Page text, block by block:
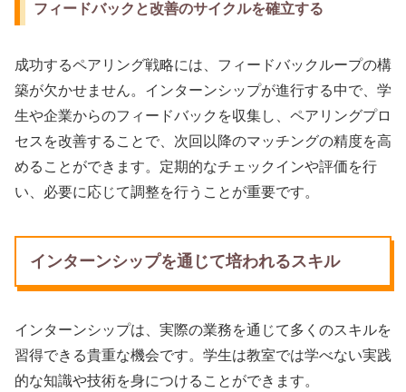
フィードバックと改善のサイクルを確立する
成功するペアリング戦略には、フィードバックループの構
築が欠かせません。インターンシップが進行する中で、学
生や企業からのフィードバックを収集し、ペアリングプロ
セスを改善することで、次回以降のマッチングの精度を高
めることができます。定期的なチェックインや評価を行
い、必要に応じて調整を行うことが重要です。
インターンシップを通じて培われるスキル
インターンシップは、実際の業務を通じて多くのスキルを
習得できる貴重な機会です。学生は教室では学べない実践
的な知識や技術を身につけることができます。